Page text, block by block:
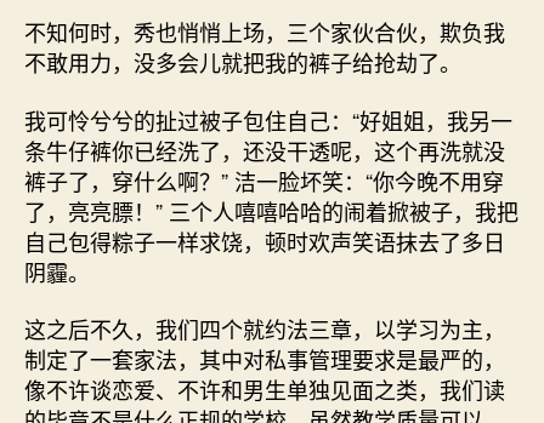
不知何时，秀也悄悄上场，三个家伙合伙，欺负我
不敢用力，没多会儿就把我的裤子给抢劫了。
我可怜兮兮的扯过被子包住自己：“好姐姐，我另一
条牛仔裤你已经洗了，还没干透呢，这个再洗就没
裤子了，穿什么啊？” 洁一脸坏笑：“你今晚不用穿
了，亮亮膘！” 三个人嘻嘻哈哈的闹着掀被子，我把
自己包得粽子一样求饶，顿时欢声笑语抹去了多日
阴霾。
这之后不久，我们四个就约法三章，以学习为主，
制定了一套家法，其中对私事管理要求是最严的，
像不许谈恋爱、不许和男生单独见面之类，我们读